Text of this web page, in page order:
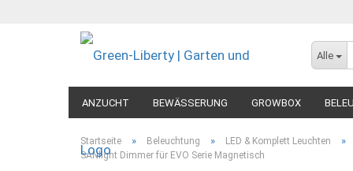
Alle
ANZUCHT BEWÄSSERUNG GROWBOX
MESSGERÄTE DIVERSES
Startseite » Beleuchtung » LED & Komplett Leuchten »
SANlight Dimmer für EVO Serie Magnetisch